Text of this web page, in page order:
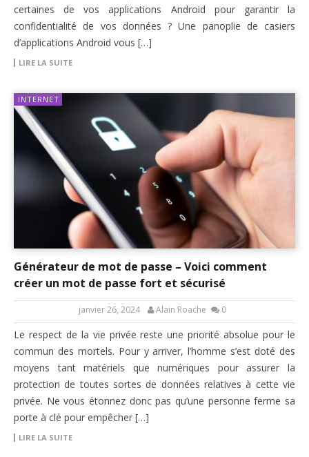
certaines de vos applications Android pour garantir la
confidentialité de vos données ? Une panoplie de casiers
d’applications Android vous […]
LIRE LA SUITE
INTERNET
Générateur de mot de passe – Voici comment
créer un mot de passe fort et sécurisé
janvier 26, 2024 Alain Roache 0
Le respect de la vie privée reste une priorité absolue pour le
commun des mortels. Pour y arriver, l’homme s’est doté des
moyens tant matériels que numériques pour assurer la
protection de toutes sortes de données relatives à cette vie
privée. Ne vous étonnez donc pas qu’une personne ferme sa
porte à clé pour empêcher […]
LIRE LA SUITE